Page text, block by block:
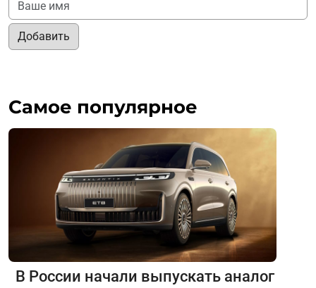
Добавить
Самое популярное
В России начали выпускать аналог